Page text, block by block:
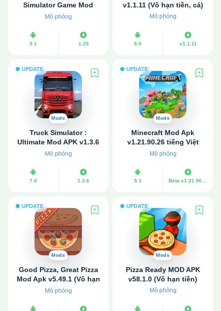
Simulator Game Mod
APK v1.29 (Vô hạn tiền)
Mô phỏng
5.1 1.29
v1.1.11 (Vô hạn tiền, cá)
Mô phỏng
8.0 v1.1.11
UPDATE
Mods
Truck Simulator :
Ultimate Mod APK v1.3.6
(Vô hạn tiền)
Mô phỏng
7.0 1.3.6
UPDATE
Mods
Minecraft Mod Apk
v1.21.90.26 tiếng Việt
(Miễn phí toàn bộ cửa
Mô phỏng
5.1 Beta v1.21.90.26 | Final v1.21.71.01
UPDATE
Mods
Good Pizza, Great Pizza
Mod Apk v5.49.1 (Vô hạn
tiền)
Mô phỏng
UPDATE
Mods
Pizza Ready MOD APK
v58.1.0 (Vô hạn tiền)
Mô phỏng